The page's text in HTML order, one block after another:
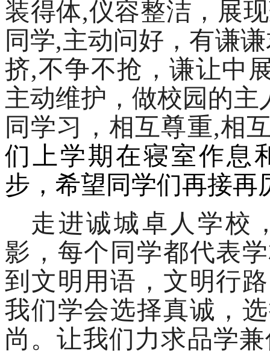
装得体,仪容整洁，展
同学,主动问好，有谦
挤,不争不抢，谦让中
主动维护，做校园的
同学习，相互尊重,相
们上学期在寝室作息
步，希望同学们再接再
走进诚城卓人学校
影，每个同学都代表
到文明用语，文明行
我们学会选择真诚，
尚。让我们力求品学